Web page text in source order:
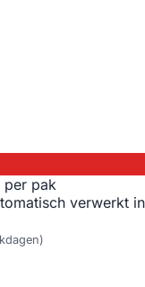
per pak
verwerkt in